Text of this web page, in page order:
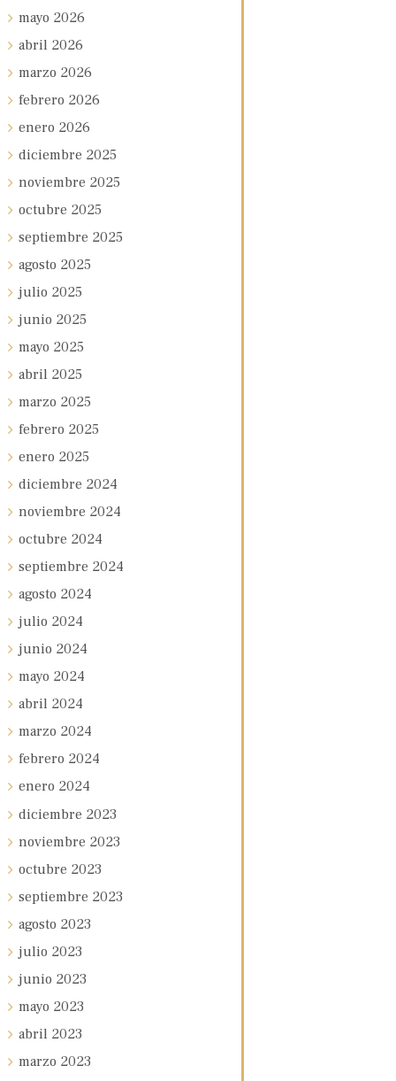
mayo 2026
abril 2026
marzo 2026
febrero 2026
enero 2026
diciembre 2025
noviembre 2025
octubre 2025
septiembre 2025
agosto 2025
julio 2025
junio 2025
mayo 2025
abril 2025
marzo 2025
febrero 2025
enero 2025
diciembre 2024
noviembre 2024
octubre 2024
septiembre 2024
agosto 2024
julio 2024
junio 2024
mayo 2024
abril 2024
marzo 2024
febrero 2024
enero 2024
diciembre 2023
noviembre 2023
octubre 2023
septiembre 2023
agosto 2023
julio 2023
junio 2023
mayo 2023
abril 2023
marzo 2023